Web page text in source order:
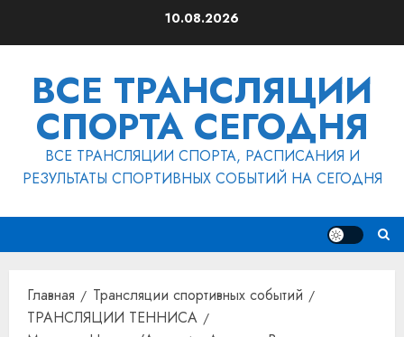
10.08.2026
ВСЕ ТРАНСЛЯЦИИ
СПОРТА СЕГОДНЯ
ВСЕ ТРАНСЛЯЦИИ СПОРТА, РАСПИСАНИЯ И
РЕЗУЛЬТАТЫ СПОРТИВНЫХ СОБЫТИЙ НА СЕГОДНЯ
Главная
Трансляции спортивных событий
ТРАНСЛЯЦИИ ТЕННИСА